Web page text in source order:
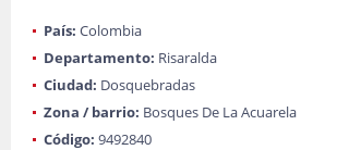
País: Colombia
Departamento: Risaralda
Ciudad: Dosquebradas
Zona / barrio: Bosques De La Acuarela
Código: 9492840